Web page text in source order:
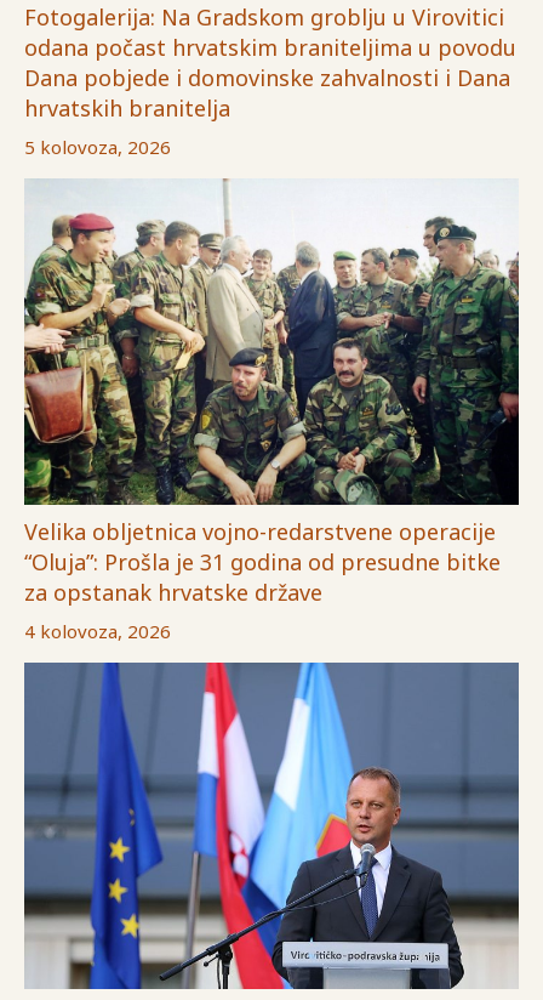
Fotogalerija: Na Gradskom groblju u Virovitici
odana počast hrvatskim braniteljima u povodu
Dana pobjede i domovinske zahvalnosti i Dana
hrvatskih branitelja
5 kolovoza, 2026
Velika obljetnica vojno-redarstvene operacije
“Oluja”: Prošla je 31 godina od presudne bitke
za opstanak hrvatske države
4 kolovoza, 2026